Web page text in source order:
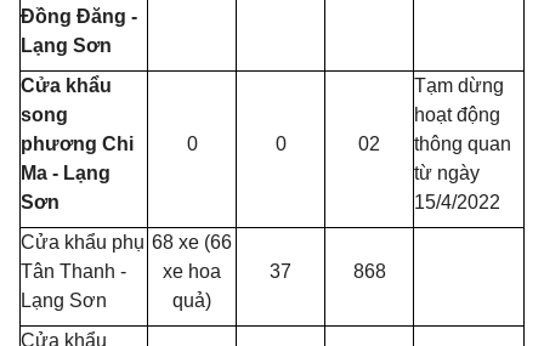
Đồng Đăng -
Lạng Sơn
Cửa khẩu
song
phương Chi
Ma - Lạng
Sơn
0 0 02
Tạm dừng
hoạt động
thông quan
từ ngày
15/4/2022
Cửa khẩu phụ
Tân Thanh -
Lạng Sơn
68 xe (66
xe hoa
quả)
37 868
Cửa khẩu